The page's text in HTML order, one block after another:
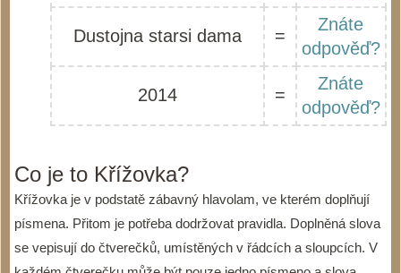
Dustojna starsi dama =
Znáte
odpověď?
2014 =
Znáte
odpověď?
Co je to Křížovka?
Křížovka je v podstatě zábavný hlavolam, ve kterém doplňují
písmena. Přitom je potřeba dodržovat pravidla. Doplněná slova
se vepisují do čtverečků, umístěných v řádcích a sloupcích. V